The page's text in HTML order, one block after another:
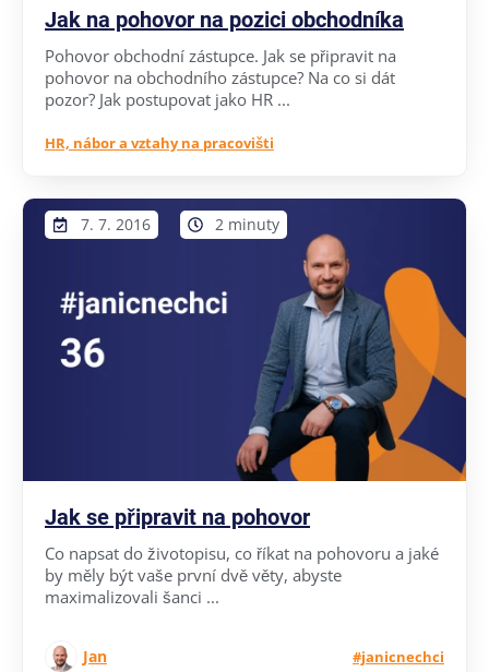
Jak na pohovor na pozici obchodníka
Pohovor obchodní zástupce. Jak se připravit na
pohovor na obchodního zástupce? Na co si dát
pozor? Jak postupovat jako HR ...
HR, nábor a vztahy na pracovišti
7. 7. 2016 2 minuty
Jak se připravit na pohovor
Co napsat do životopisu, co říkat na pohovoru a jaké
by měly být vaše první dvě věty, abyste
maximalizovali šanci ...
Jan #janicnechci